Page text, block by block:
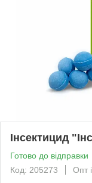
Інсектицид
Готово до відправки
Код: 205273
Опт